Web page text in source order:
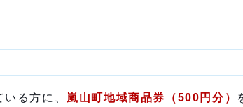
る方に、 嵐山町地域商品券（500円分）